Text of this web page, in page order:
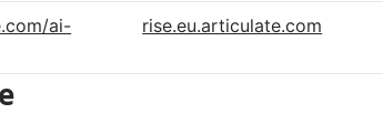
ai-
rise.eu.articulate.com